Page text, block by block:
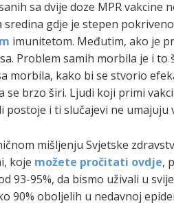
sa dvije doze MPR
sredina gdje je stepen
imunitetom. Međutim, ako je
Problem samih morbila je i
morbila, kako bi se stvorio
se brzo širi. Ljudi koji primi
postoje i ti slučajevi ne umajuju
mišljenju Svjetske
koje možete pročitati ovdje,
93-95%, da bismo uživali u
90% oboljelih u nedavnoj